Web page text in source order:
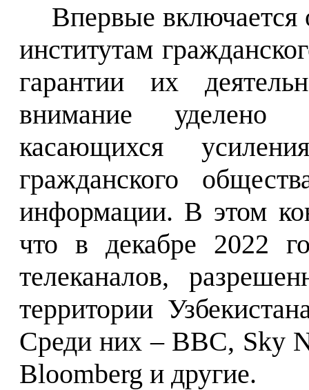
Впервые включается
институтам
гарантии их
внимание уделено
касающихся
гражданского
информации. В этом
что в декабре 2022
телеканалов,
территории
Среди них– BBC, Sky
Bloomberg и другие.